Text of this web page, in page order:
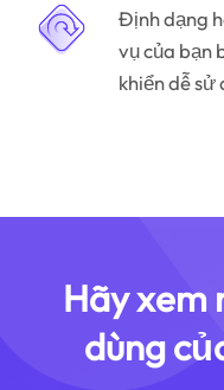
Định dạng
vụ của bạn
khiển dễ sử
Hãy
dùng